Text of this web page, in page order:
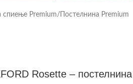
спиење Premium/ Постелнина Premium
Rosette – постелнина